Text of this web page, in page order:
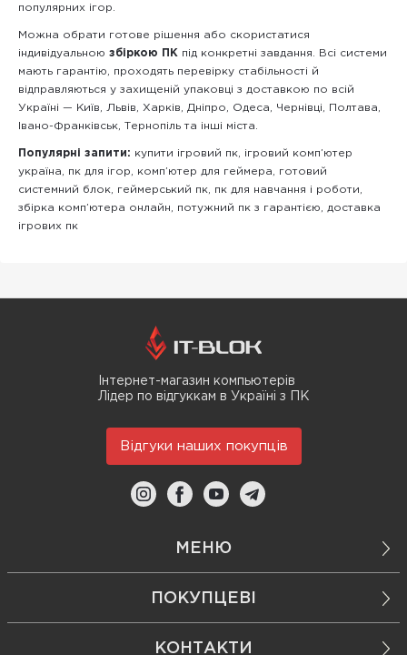
популярних ігор.
Можна обрати готове рішення або скористатися
індивідуальною збіркою ПК під конкретні завдання. Всі системи
мають гарантію, проходять перевірку стабільності й
відправляються у захищеній упаковці з доставкою по всій
Україні — Київ, Львів, Харків, Дніпро, Одеса, Чернівці, Полтава,
Івано-Франківськ, Тернопіль та інші міста.
Популярні запити: купити ігровий пк, ігровий комп’ютер
україна, пк для ігор, комп’ютер для геймера, готовий
системний блок, геймерський пк, пк для навчання і роботи,
збірка комп’ютера онлайн, потужний пк з гарантією, доставка
ігрових пк
Інтернет-магазин компьютерів
Лідер по відгуккам в Україні з ПК
Відгуки наших покупців
МЕНЮ
ПОКУПЦЕВІ
КОНТАКТИ